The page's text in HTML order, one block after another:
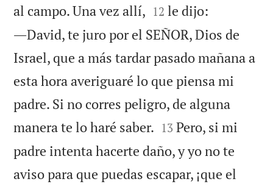
al campo. Una vez allí, 

12 le dijo:
―David, te juro por el SEÑOR, Dios de
Israel, que a más tardar pasado mañana a
esta hora averiguaré lo que piensa mi
padre. Si no corres peligro, de alguna
manera te lo haré saber. 

13 Pero, si mi
padre intenta hacerte daño, y yo no te
aviso para que puedas escapar, ¡que el